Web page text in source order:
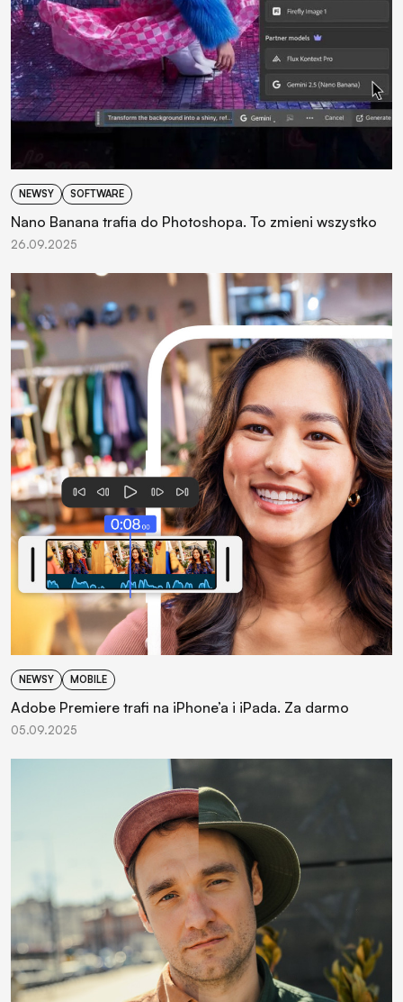
NEWSY SOFTWARE
Nano Banana trafia do Photoshopa. To zmieni wszystko
26.09.2025
NEWSY MOBILE
Adobe Premiere trafi na iPhone’a i iPada. Za darmo
05.09.2025